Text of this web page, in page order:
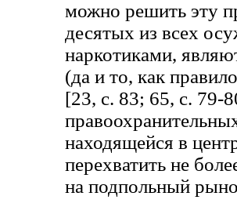
можно решить эту
десятых из всех
наркотиками,
(да и то, как
[23, с. 83; 65, с. 79-
находящейся в
перехватить не
на подпольный